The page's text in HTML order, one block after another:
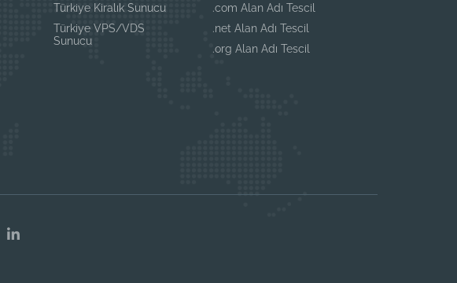
Türkiye Kiralık Sunucu
Türkiye VPS/VDS
Sunucu
.com Alan Adı Tescil
.net Alan Adı Tescil
.org Alan Adı Tescil